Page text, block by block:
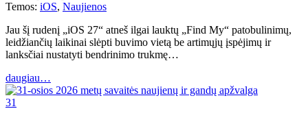
Temos: iOS, Naujienos
Jau šį rudenį „iOS 27“ atneš ilgai lauktų „Find My“ patobulinimų,
leidžiančių laikinai slėpti buvimo vietą be artimųjų įspėjimų ir
lanksčiai nustatyti bendrinimo trukmę…
daugiau…
31